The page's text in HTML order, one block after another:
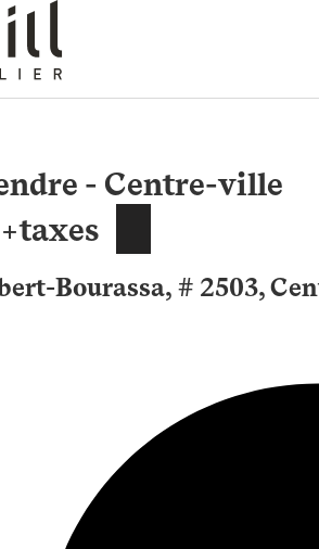
- Centre-ville
Bourassa, # 2503,